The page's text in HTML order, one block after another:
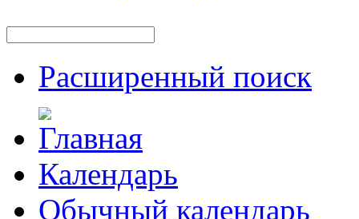
Расширенный поиск
Календарь
Обычный календарь